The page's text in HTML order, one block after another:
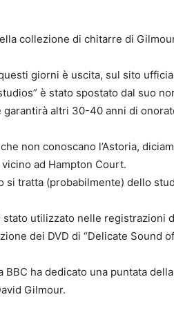
collezione di chitarre di
giorni è uscita, sul sito
è stato spostato dal suo
garantirà altri 30-40 anni di
non conoscano l’Astoria,
ad Hampton Court.
si tratta (probabilmente) dello
utilizzato nelle registrazioni
dei DVD di “Delicate Sound
BBC ha dedicato una puntata
Gilmour.